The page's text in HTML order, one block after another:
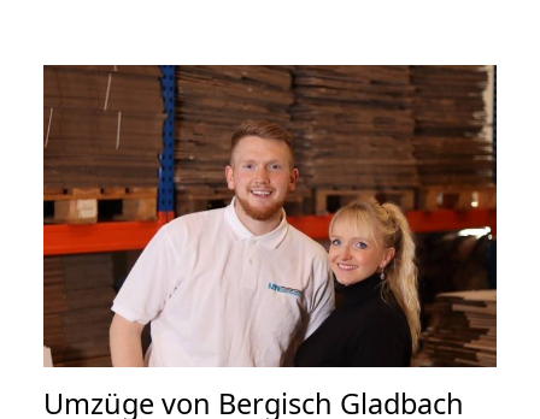
Umzüge von Bergisch Gladbach